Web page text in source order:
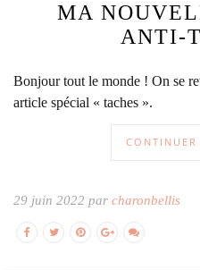
MA
ANTI-
Bonjour tout le monde ! On se
article spécial « taches ».
29 juin 2022 par charonbellis